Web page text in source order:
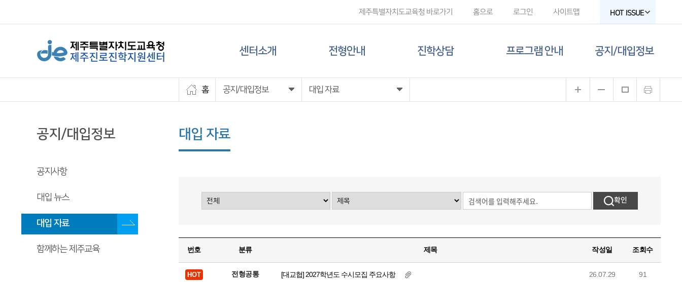
제주특별자치도교육청 바로가기 홈으로 로그인 사이트맵 HOT ISSUE
센터소개 전형안내 진학상담 프로그램 안내 공지/대입정보
센터 소개 대입 일정 공지사항
홈 공지/대입정보 대입 자료
공지/대입정보
공지사항
대입 뉴스
대입 자료
함께하는 제주교육
대입 자료
번호 분류 제목 작성일 조회수
전형공통 [대교협] 2027학년도 수시모집 주요사항 26.07.29 91